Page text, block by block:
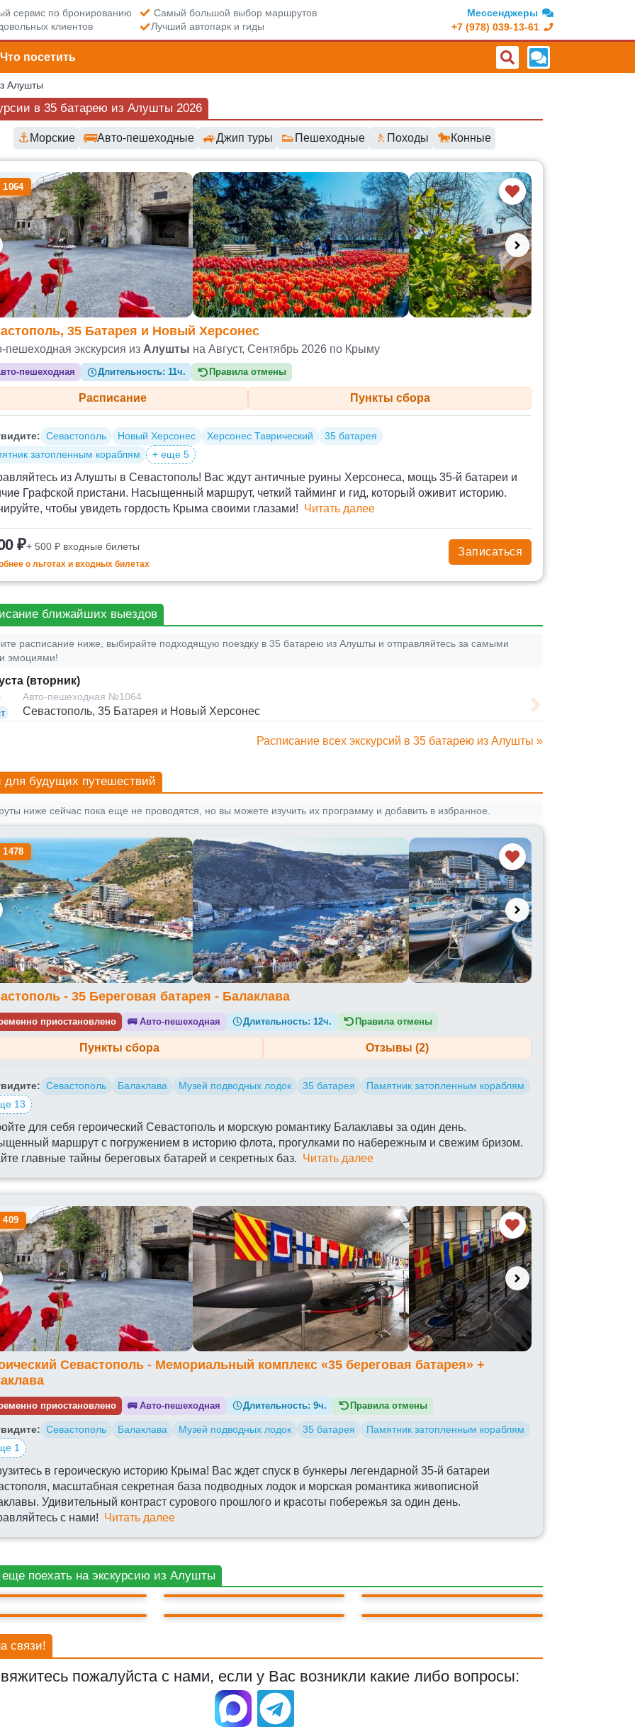
сервис по бронированию
Самый большой выбор маршрутов
клиентов
Лучший автопарк и гиды
Мессенджеры
+7 (978) 039-13-61
Что посетить
Алушты
в 35 батарею из Алушты 2026
⚓Морские 🚌Авто-пешеходные 🚙Джип туры 👟 Пешеходные 🚶 Походы 🐎Конные
маршруты и цены
35 Батарея и Новый Херсонес
пешеходная экскурсия из Алушты на Август, Сентябрь 2026 по Крыму
пешеходная Длительность:11ч. Правила отмены
Расписание Пункты сбора
Севастополь Новый Херсонес Херсонес Таврический
35 батарея
затопленным кораблям
+ еще 5
из Алушты в Севастополь! Вас ждут античные руины Херсонеса, мощь 35-й батареи и
Графской пристани. Насыщенный маршрут, четкий тайминг и гид, который оживит историю.
чтобы увидеть гордость Крыма своими глазами! Читать далее
₽+ 500 ₽ входные билеты
о льготах и входных билетах
Записаться
ближайших выездов
расписание ниже, выбирайте подходящую поездку в 35 батарею из Алушты и отправляйтесь за самыми
эмоциями!
(вторник)
Авто-пешеходная №1064
Севастополь, 35 Батарея и Новый Херсонес
Расписание всех экскурсий в 35 батарею из Алушты »
для будущих путешествий
ниже сейчас пока еще не проводятся, но вы можете изучить их программу и добавить в избранное.
- 35 Береговая батарея - Балаклава
приостановлено 🚌Авто-пешеходная Длительность: 12ч. Правила отмены
Пункты сбора Отзывы (2)
Севастополь Балаклава Музей подводных лодок 35 батарея
Памятник затопленным кораблям
13
для себя героический Севастополь и морскую романтику Балаклавы за один день.
маршрут с погружением в историю флота, прогулками по набережным и свежим бризом.
главные тайны береговых батарей и секретных баз. Читать далее
Севастополь - Мемориальный комплекс «35 береговая батарея» +
приостановлено 🚌Авто-пешеходная Длительность:9ч. Правила отмены
Севастополь Балаклава Музей подводных лодок 35 батарея
Памятник затопленным кораблям
1
в героическую историю Крыма! Вас ждет спуск в бункеры легендарной 35-й батареи
масштабная секретная база подводных лодок и морская романтика живописной
Удивительный контраст сурового прошлого и красоты побережья за один день.
с нами! Читать далее
еще поехать на экскурсию из Алушты
СЕВАСТОПОЛЬ НОВЫЙ ХЕРСОНЕС
БАЛАКЛАВА
МУЗЕЙ ПОДВОДНЫХ
ЛОДОК
КОРАБЛЯМ
связи!
пожалуйста с нами, если у Вас возникли какие либо вопросы: